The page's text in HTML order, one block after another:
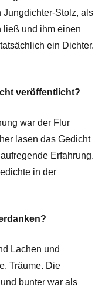
Jungdichter-Stolz, als
ließ und ihm einen
ein Dichter.
veröffentlicht?
war der Flur
lasen das Gedicht
Erfahrung.
in der
Lachen und
Träume. Die
bunter war als